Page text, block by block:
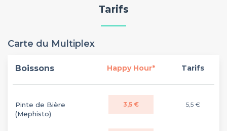
Tarifs
Carte du Multiplex
Boissons Happy Hour* Tarifs
Pinte de Bière
(Mephisto)
3,5 € 5,5 €